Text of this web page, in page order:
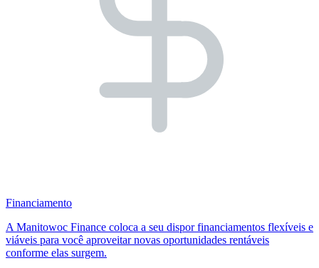
Financiamento
A Manitowoc Finance coloca a seu dispor financiamentos flexíveis e
viáveis para você aproveitar novas oportunidades rentáveis
conforme elas surgem.